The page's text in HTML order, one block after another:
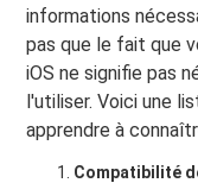
informations
pas que le fait que
iOS ne signifie pas
l'utiliser. Voici une
apprendre à
Compatibilité